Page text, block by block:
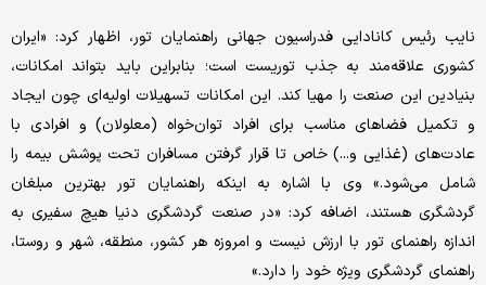
نایب رئیس کانادایی فدراسیون جهانی راهنمایان تور، اظهار کرد: «ایران
کشوری علاقه‌مند به جذب توریست است؛ بنابراین باید بتواند امکانات،
بنیادین این صنعت را مهیا کند. این امکانات تسهیلات اولیه‌ای چون ایجاد
و تکمیل فضاهای مناسب برای افراد توان‌خواه (معلولان) و افرادی با
عادت‌های (غذایی و...) خاص تا قرار گرفتن مسافران تحت پوشش بیمه را
شامل می‌شود.» وی با اشاره به اینکه راهنمایان تور بهترین مبلغان
گردشگری هستند، اضافه کرد: «در صنعت گردشگری دنیا هیچ سفیری به
اندازه راهنمای تور با ارزش نیست و امروزه هر کشور، منطقه، شهر و روستا،
راهنمای گردشگری ویژه خود را دارد.»